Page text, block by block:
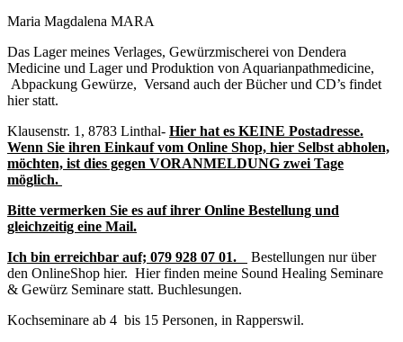
Maria Magdalena MARA
Das Lager meines Verlages, Gewürzmischerei von Dendera
Medicine und Lager und Produktion von Aquarianpathmedicine,
Abpackung Gewürze, Versand auch der Bücher und CD’s findet
hier statt.
Klausenstr. 1, 8783 Linthal- Hier hat es KEINE Postadresse.
Wenn Sie ihren Einkauf vom Online Shop, hier Selbst abholen,
möchten, ist dies gegen VORANMELDUNG zwei Tage
möglich.
Bitte vermerken Sie es auf ihrer Online Bestellung und
gleichzeitig eine Mail.
Ich bin erreichbar auf; 079 928 07 01.
Bestellungen nur über
den OnlineShop hier. Hier finden meine Sound Healing Seminare
& Gewürz Seminare statt. Buchlesungen.
Kochseminare ab 4 bis 15 Personen, in Rapperswil.